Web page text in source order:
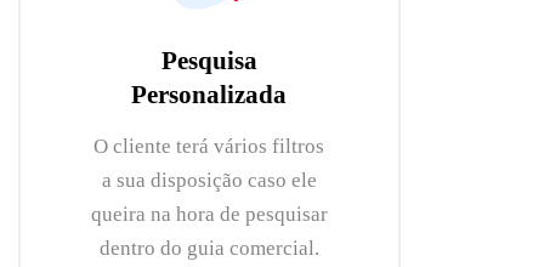
Pesquisa
Personalizada
O cliente terá vários filtros
a sua disposição caso ele
queira na hora de pesquisar
dentro do guia comercial.